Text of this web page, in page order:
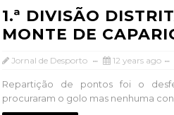
1.ª DIVISÃO
MONTE DE
Jornal de Desporto 12 years ago
Repartição de pontos foi o
procuraram o golo mas nenhuma